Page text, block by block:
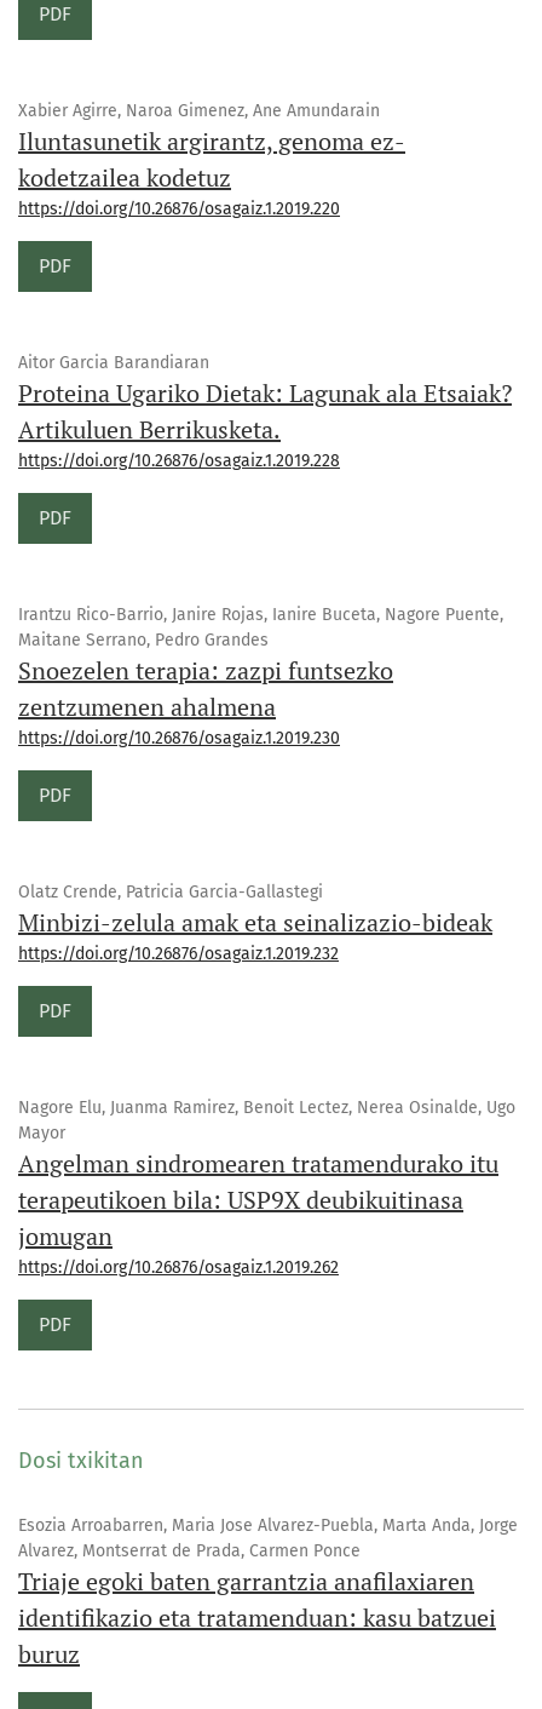
PDF
Xabier Agirre, Naroa Gimenez, Ane Amundarain
Iluntasunetik argirantz, genoma ez-
kodetzailea kodetuz
https://doi.org/10.26876/osagaiz.1.2019.220
PDF
Aitor Garcia Barandiaran
Proteina Ugariko Dietak: Lagunak ala Etsaiak?
Artikuluen Berrikusketa.
https://doi.org/10.26876/osagaiz.1.2019.228
PDF
Irantzu Rico-Barrio, Janire Rojas, Ianire Buceta, Nagore Puente,
Maitane Serrano, Pedro Grandes
Snoezelen terapia: zazpi funtsezko
zentzumenen ahalmena
https://doi.org/10.26876/osagaiz.1.2019.230
PDF
Olatz Crende, Patricia Garcia-Gallastegi
Minbizi-zelula amak eta seinalizazio-bideak
https://doi.org/10.26876/osagaiz.1.2019.232
PDF
Nagore Elu, Juanma Ramirez, Benoit Lectez, Nerea Osinalde, Ugo
Mayor
Angelman sindromearen tratamendurako itu
terapeutikoen bila: USP9X deubikuitinasa
jomugan
https://doi.org/10.26876/osagaiz.1.2019.262
PDF
Dosi txikitan
Esozia Arroabarren, Maria Jose Alvarez-Puebla, Marta Anda, Jorge
Alvarez, Montserrat de Prada, Carmen Ponce
Triaje egoki baten garrantzia anafilaxiaren
identifikazio eta tratamenduan: kasu batzuei
buruz